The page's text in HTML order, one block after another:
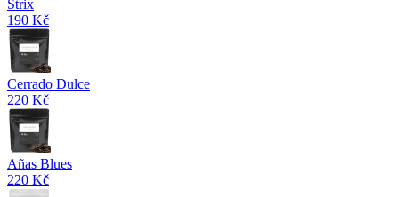
Strix
190 Kč
Cerrado Dulce
220 Kč
Añas Blues
220 Kč